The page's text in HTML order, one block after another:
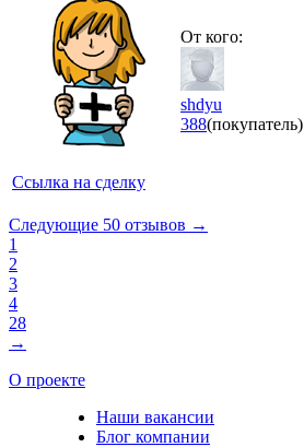
Ссылка на сделку
От кого:
shdyu
388(покупатель)
Следующие 50 отзывов →
1
2
3
4
28
→
О проекте
Наши вакансии
Блог компании